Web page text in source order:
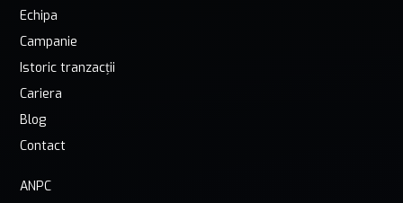
Echipa
Campanie
Istoric tranzacții
Cariera
Blog
Contact
ANPC